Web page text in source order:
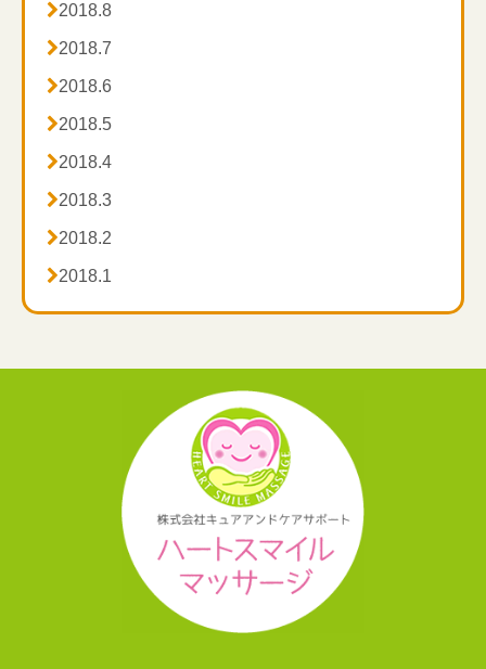
2018.8
2018.7
2018.6
2018.5
2018.4
2018.3
2018.2
2018.1